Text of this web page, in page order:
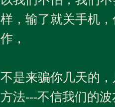
样，输了就关手机
作，
不是来骗你几天的
方法---不信我们的